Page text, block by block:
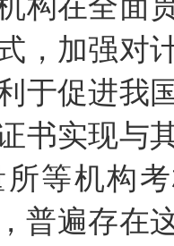
，加强对
于促进我
书实现与
等机构
普遍存在